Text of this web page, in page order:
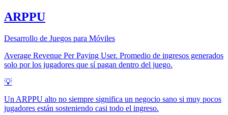
ARPPU
Desarrollo de Juegos para Móviles
Average Revenue Per Paying User. Promedio de ingresos generados
solo por los jugadores que sí pagan dentro del juego.
💡
Un ARPPU alto no siempre significa un negocio sano si muy pocos
jugadores están sosteniendo casi todo el ingreso.